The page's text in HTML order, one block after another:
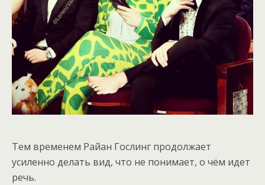
Тем временем Райан Гослинг продолжает
усиленно делать вид, что не понимает, о чём идет
речь.